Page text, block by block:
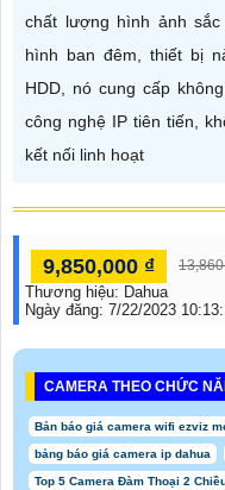
chất lượng hình ảnh
hình ban đêm, thiết bị
HDD, nó cung cấp
công nghệ IP tiên tiến,
kết nối linh hoạt
9,850,000 ₫
Thương hiệu: Dahua
Ngày đăng: 7/22/2023
CAMERA THEO CHỨC
Bản báo giá camera wifi ezviz
bảng báo giá camera ip dahua
Top 5 Camera Đàm Thoại 2